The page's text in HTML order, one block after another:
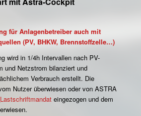
für Anlagenbetreiber auch mit
(PV, BHKW, Brennstoffzelle…)
wird in 1/4h Intervallen nach PV-
und Netzstrom bilanziert und
Verbrauch erstellt. Die
Nutzer überwiesen oder von ASTRA
eingezogen und dem